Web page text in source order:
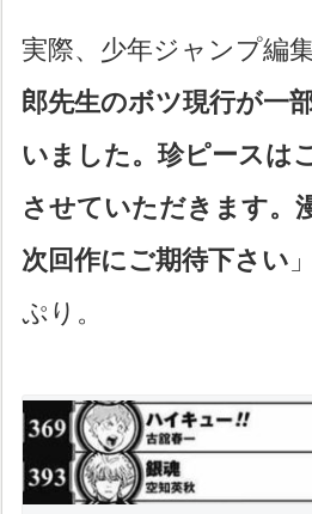
実際、少年ジャンプ編
郎先生のボツ現行が一
いました。珍ピースは
させていただきます。
次回作にご期待下さい
ぷり。